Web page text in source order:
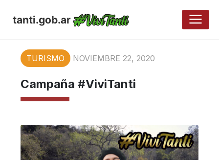
tanti.gob.ar
TURISMO NOVIEMBRE 22, 2020
Campaña #ViviTanti